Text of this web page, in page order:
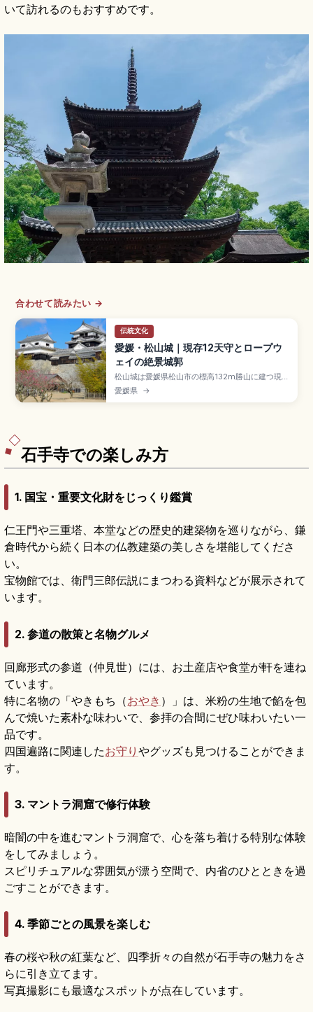
いて訪れるのもおすすめです。
合わせて読みたい →
伝統文化
愛媛・松山城｜現存12天守とロープウ
ェイの絶景城郭
松山城は愛媛県松山市の標高132m勝山に建つ現存
12天守のひとつで、慶長7年(1602年)加藤嘉明が
築城開始した連立式天守の名城スポット。安政元
愛媛県 →
石手寺での楽しみ方
1. 国宝・重要文化財をじっくり鑑賞
仁王門や三重塔、本堂などの歴史的建築物を巡りながら、鎌
倉時代から続く日本の仏教建築の美しさを堪能してくださ
い。
宝物館では、衛門三郎伝説にまつわる資料などが展示されて
います。
2. 参道の散策と名物グルメ
回廊形式の参道（仲見世）には、お土産店や食堂が軒を連ね
ています。
特に名物の「やきもち（おやき ）」は、米粉の生地で餡を包
んで焼いた素朴な味わいで、参拝の合間にぜひ味わいたい一
品です。
四国遍路に関連したお守り やグッズも見つけることができま
す。
3. マントラ洞窟で修行体験
暗闇の中を進むマントラ洞窟で、心を落ち着ける特別な体験
をしてみましょう。
スピリチュアルな雰囲気が漂う空間で、内省のひとときを過
ごすことができます。
4. 季節ごとの風景を楽しむ
春の桜や秋の紅葉など、四季折々の自然が石手寺の魅力をさ
らに引き立てます。
写真撮影にも最適なスポットが点在しています。